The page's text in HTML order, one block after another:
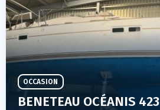
BENETEAU OCÉANIS 423
OCCASION